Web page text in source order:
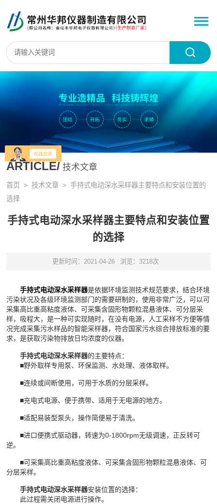
ARTICLE/ 技术文章
首页 >技术文章 > 手持式电动深水采样器主要特点和安装位置的
选择
手持式电动深水采样器主要特点和安装位置
的选择
更新时间：2021-04-26 浏览：3218次
手持式电动深水采样器是依据环境监测技术规范要求，结合环境
污染状况及各级环境监测部门的需要研制的，使用非常广泛，可以可
采集高比重高粘度液体、可采集含固形物颗粒混悬液体、可分层采
样，吸程大，是一种可实现随时，在没有电源，人工采样不方便等情
况完成采集污水样品的智能采样器，符合国家污水综合排放标准的要
求，是获取污染物排放日均浓度的仪器。
手持式电动深水采样器的主要特点：
■野外取样专用泵、环保监测、水处理、液体取样。
■连续或间断使用，可用于水质的分层采样。
■充电式电源、便于携带、适用于无电源的地方。
■适配易装型泵头，操作简便易于清洗。
■进口便携式驱动器，转速为0-1800rpm无级调速，正反转可
逆。
■可采集高比重高粘度液体、可采集含固形物颗粒混悬液体、可
分层采样。
手持式电动深水采样器安装位置的选择：
此过程需关闭电源进行操作。